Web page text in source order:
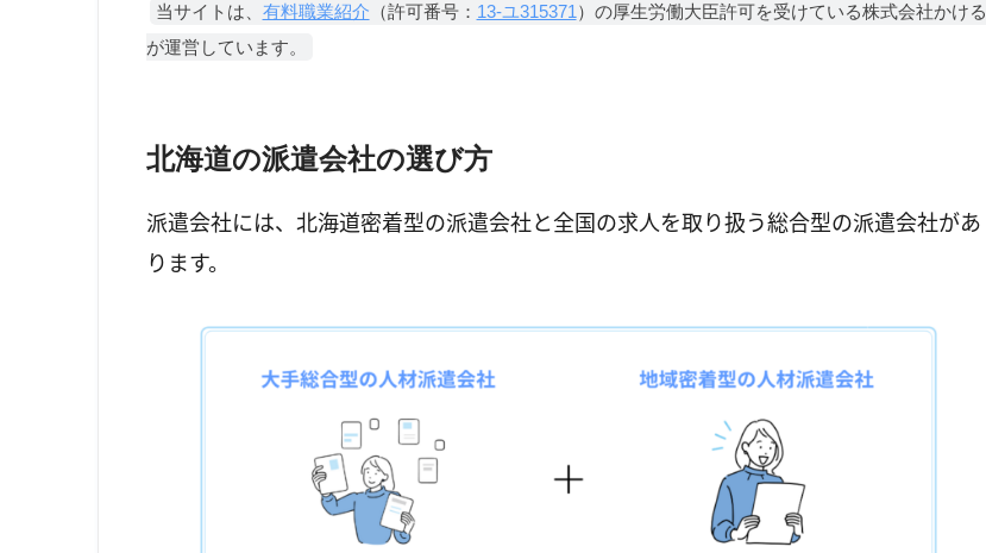
当サイトは、 有料職業紹介 （許可番号： 13-ユ315371 ）の厚生労働大臣許可を受けている株式会社かける
が運営しています。
北海道の派遣会社の選び方
派遣会社には、北海道密着型の派遣会社と全国の求人を取り扱う総合型の派遣会社があ
ります。